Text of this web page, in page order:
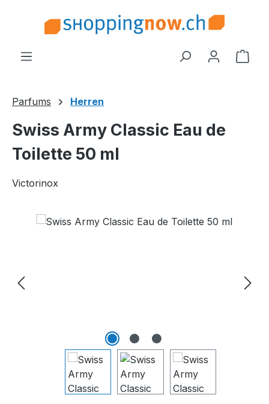
Zum Hauptinhalt springen
Parfums Herren
Swiss Army Classic Eau de
Toilette 50 ml
Victorinox
Bildergalerie überspringen